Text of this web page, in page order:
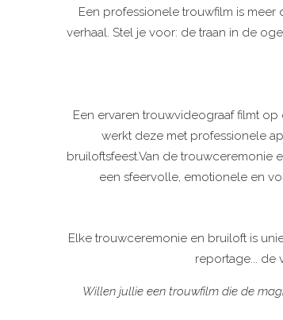
Een professionele trouwfilm is
verhaal. Stel je voor: de traan in de
Een ervaren trouwvideograaf filmt
werkt deze met professionele
bruiloftsfeest.Van de trouwceremonie
een sfeervolle, emotionele en
Elke trouwceremonie en bruiloft is
reportage... de
Willen jullie een trouwfilm die de